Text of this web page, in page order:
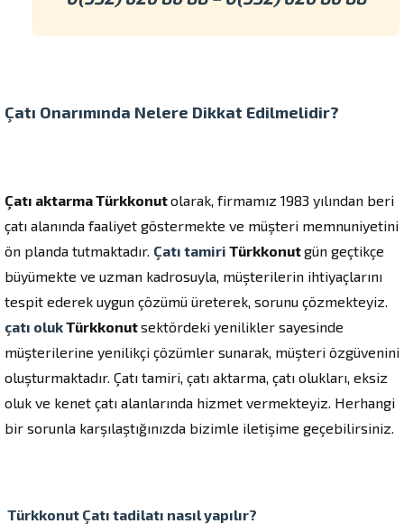
Çatı Onarımında Nelere Dikkat Edilmelidir?
Çatı aktarma Türkkonutolarak, firmamız 1983 yılından beri
çatı alanında faaliyet göstermekte ve müşteri memnuniyetini
ön planda tutmaktadır. Çatı tamiri Türkkonutgün geçtikçe
büyümekte ve uzman kadrosuyla, müşterilerin ihtiyaçlarını
tespit ederek uygun çözümü üreterek, sorunu çözmekteyiz.
çatı olukTürkkonutsektördeki yenilikler sayesinde
müşterilerine yenilikçi çözümler sunarak, müşteri özgüvenini
oluşturmaktadır. Çatı tamiri, çatı aktarma, çatı olukları, eksiz
oluk ve kenet çatı alanlarında hizmet vermekteyiz. Herhangi
bir sorunla karşılaştığınızda bizimle iletişime geçebilirsiniz.
Türkkonut Çatı tadilatı nasıl yapılır?